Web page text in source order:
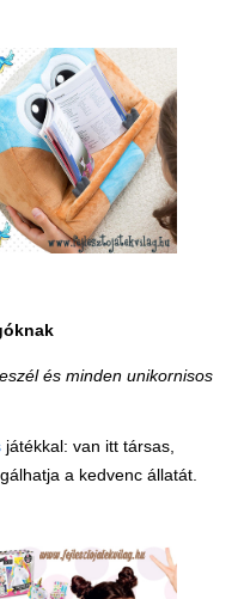
és minden unikornisos
játékkal: van itt társas,
a kedvenc állatát.
költség 1490 Ft-tól,